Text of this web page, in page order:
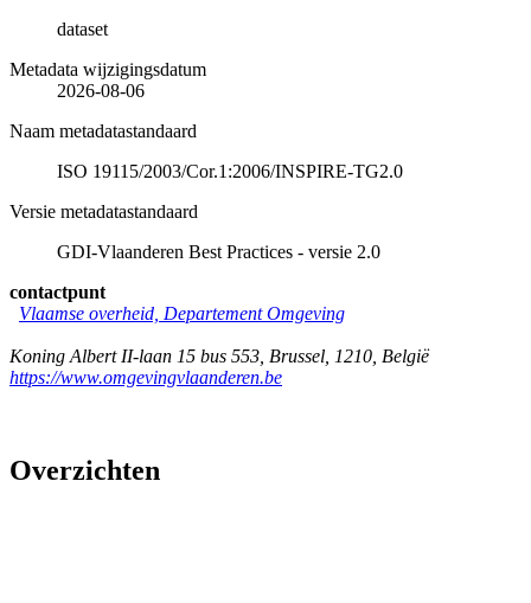
dataset
Metadata wijzigingsdatum
2026-08-06
Naam metadatastandaard
ISO 19115/2003/Cor.1:2006/INSPIRE-TG2.0
Versie metadatastandaard
GDI-Vlaanderen Best Practices - versie 2.0
contactpunt
Vlaamse overheid, Departement Omgeving
Koning Albert II-laan 15 bus 553 Brussel 1210 België
https://www.omgevingvlaanderen.be
Overzichten